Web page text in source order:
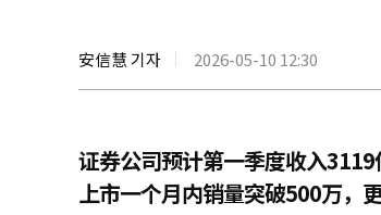
安信慧 기자 2026-05-10 12:30
证券公司预计第一季度收入
上市一个月内销量突破500万，